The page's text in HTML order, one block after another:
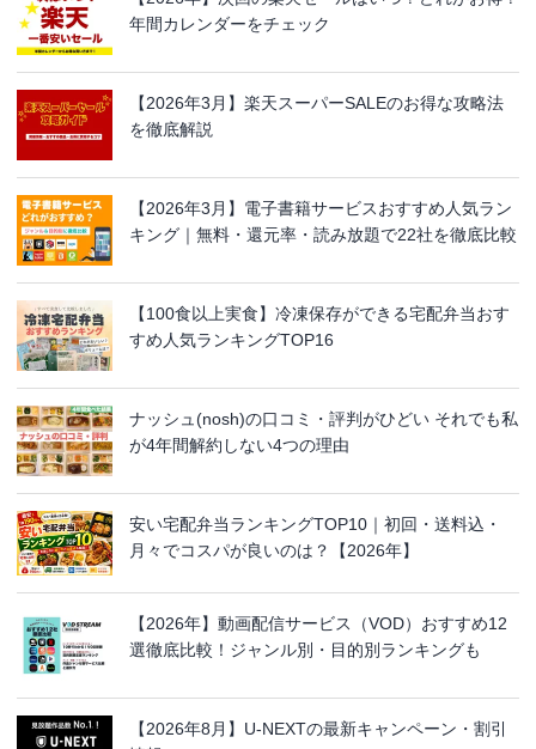
年間カレンダーをチェック
【2026年3月】楽天スーパーSALEのお得な攻略法
を徹底解説
【2026年3月】電子書籍サービスおすすめ人気ラン
キング｜無料・還元率・読み放題で22社を徹底比較
【100食以上実食】冷凍保存ができる宅配弁当おす
すめ人気ランキングTOP16
ナッシュ(nosh)の口コミ・評判がひどい それでも私
が4年間解約しない4つの理由
安い宅配弁当ランキングTOP10｜初回・送料込・
月々でコスパが良いのは？【2026年】
【2026年】動画配信サービス（VOD）おすすめ12
選徹底比較！ジャンル別・目的別ランキングも
【2026年8月】U-NEXTの最新キャンペーン・割引